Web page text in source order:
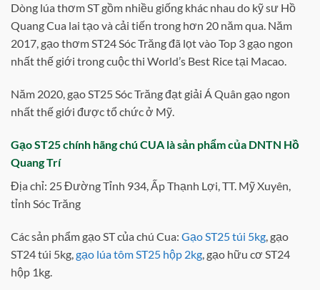
Dòng lúa thơm ST gồm nhiều giống khác nhau do kỹ sư Hồ
Quang Cua lai tạo và cải tiến trong hơn 20 năm qua. Năm
2017, gạo thơm ST24 Sóc Trăng đã lọt vào Top 3 gạo ngon
nhất thế giới trong cuộc thi World’s Best Rice tại Macao.
Năm 2020, gạo ST25 Sóc Trăng đạt giải Á Quân gạo ngon
nhất thế giới được tổ chức ở Mỹ.
Gạo ST25 chính hãng chú CUA là sản phẩm của DNTN Hồ
Quang Trí
Địa chỉ: 25 Đường Tỉnh 934, Ấp Thạnh Lợi, TT. Mỹ Xuyên,
tỉnh Sóc Trăng
Các sản phẩm gạo ST của chú Cua: Gạo ST25 túi 5kg , gạo
ST24 túi 5kg, gạo lúa tôm ST25 hộp 2kg , gạo hữu cơ ST24
hộp 1kg.